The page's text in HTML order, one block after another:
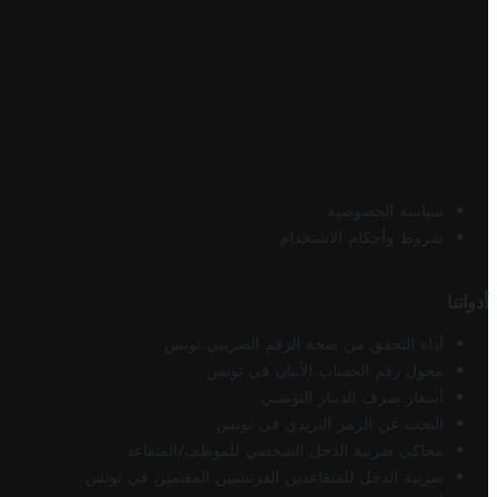
سياسة الخصوصية
شروط وأحكام الاستخدام
أدواتنا
أداة التحقق من صحة الرقم الضريبي تونس
محول رقم الحساب الآيبان في تونس
أسعار صرف الدينار التونسي
البحث عن الرمز البريدي في تونس
محاكي ضريبة الدخل الشخصي للموظف/المتقاعد
ضريبة الدخل للمتقاعدين الفرنسيين المقيمين في تونس